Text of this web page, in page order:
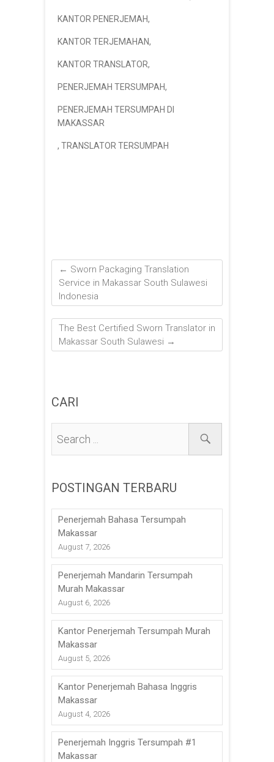
KANTOR PENERJEMAH,
KANTOR TERJEMAHAN,
KANTOR TRANSLATOR,
PENERJEMAH TERSUMPAH,
PENERJEMAH TERSUMPAH DI
MAKASSAR
, TRANSLATOR TERSUMPAH
← Sworn Packaging Translation
Service in Makassar South Sulawesi
Indonesia
The Best Certified Sworn Translator in
Makassar South Sulawesi →
CARI
POSTINGAN TERBARU
Penerjemah Bahasa Tersumpah
Makassar
August 7, 2026
Penerjemah Mandarin Tersumpah
Murah Makassar
August 6, 2026
Kantor Penerjemah Tersumpah Murah
Makassar
August 5, 2026
Kantor Penerjemah Bahasa Inggris
Makassar
August 4, 2026
Penerjemah Inggris Tersumpah #1
Makassar